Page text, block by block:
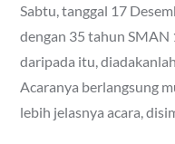
Sabtu, tanggal 17
dengan 35 tahun SMAN
daripada itu,
Acaranya berlangsung
lebih jelasnya acara,